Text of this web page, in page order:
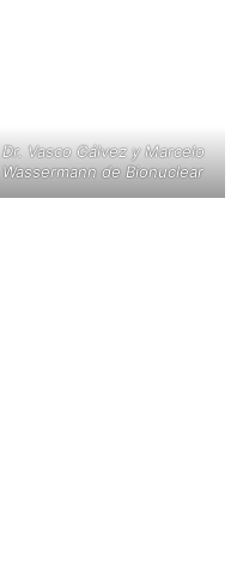
Dr. Vasco Gálvez y Marcelo
Wassermann de Bionuclear